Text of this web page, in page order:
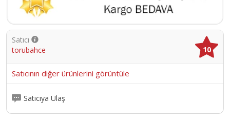
Satıcı
torubahce
10
Satıcının diğer ürünlerini görüntüle
Satıcıya Ulaş